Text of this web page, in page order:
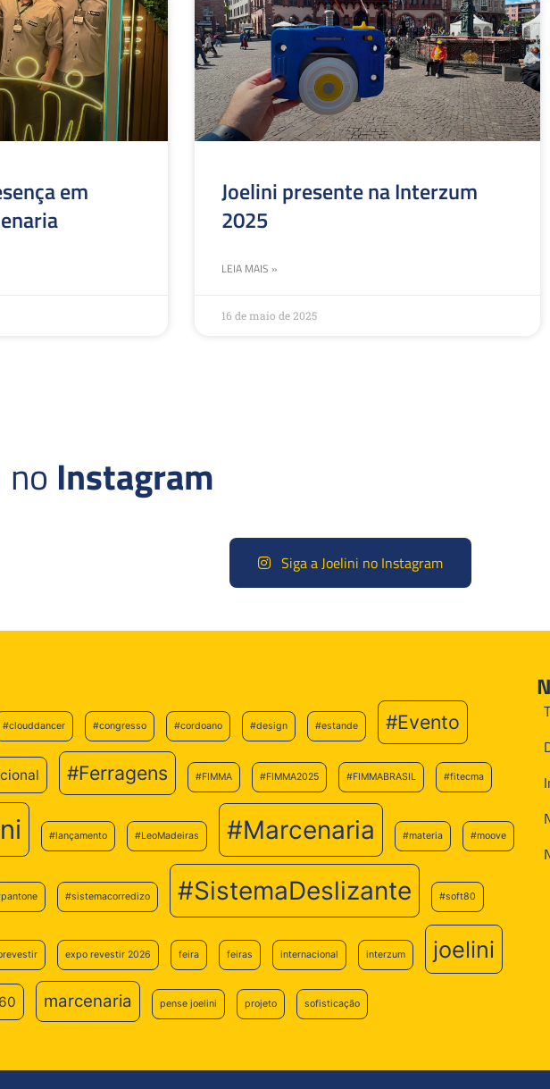
em
Joelini presente na Interzum
2025
LEIA MAIS »
16 de maio de 2025
no Instagram
Siga a Joelini no Instagram
#clouddancer #congresso #cordoano #design #estande #Evento
#Ferragens #FIMMA #FIMMA2025 #FIMMABRASIL #fitecma
#lançamento #LeoMadeiras #Marcenaria #materia #moove
#sistemacorredizo #SistemaDeslizante #soft80
expo revestir 2026 feira feiras internacional interzum joelini
marcenaria pense joelini projeto sofisticação